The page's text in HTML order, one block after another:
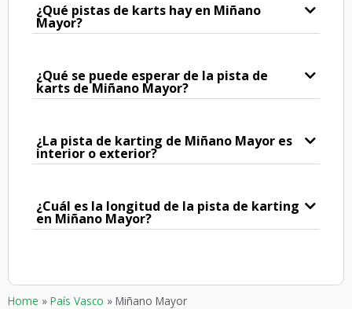
¿Qué pistas de karts hay en Miñano
Mayor?
¿Qué se puede esperar de la pista de
karts de Miñano Mayor?
¿La pista de karting de Miñano Mayor es
interior o exterior?
¿Cuál es la longitud de la pista de karting
en Miñano Mayor?
Home » País Vasco » Miñano Mayor